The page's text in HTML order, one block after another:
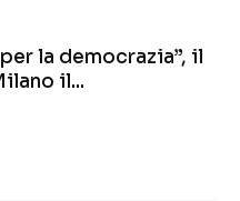
la democrazia”, il
il...